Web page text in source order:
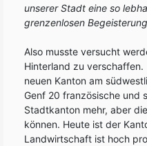
unserer Stadt eine so
grenzenlosen
Also musste versucht
Hinterland zu
neuen Kanton am
Genf 20 französische und
Stadtkanton mehr, aber
können. Heute ist der
Landwirtschaft ist hoch